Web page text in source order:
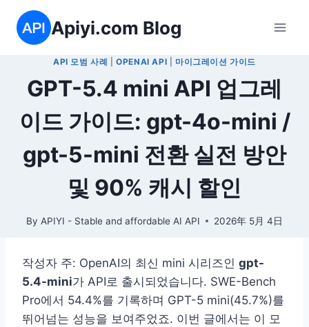
content
Apiyi.com Blog
API 모범 사례 |OPENAI API 마이그레이션 가이드
GPT-5.4 mini API 업그레
이드 가이드: gpt-4o-mini /
gpt-5-mini 전환 실전 방안
및 90% 캐시 할인
By APIYI - Stable and affordable AI API 2026年 5月 4日
작성자 주: OpenAI의 최신 mini 시리즈인 gpt-
5.4-mini가 API로 출시되었습니다. SWE-Bench
Pro에서 54.4%를 기록하며 GPT-5 mini(45.7%)를
뛰어넘는 성능을 보여주었죠. 이번 글에서는 이 모